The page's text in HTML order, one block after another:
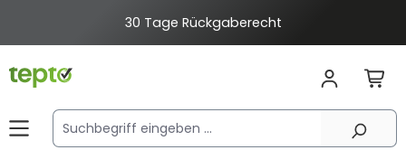
30 Tage Rückgaberecht